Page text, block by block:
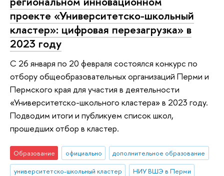
проекте «Университетско-школьный
кластер»: цифровая перезагрузка» в
2023 году
С 26 января по 20 февраля состоялся конкурс по
отбору общеобразовательных организаций Перми и
Пермского края для участия в деятельности
«Университетско-школьного кластера» в 2023 году.
Подводим итоги и публикуем список школ,
прошедших отбор в кластер.
Образование официально
дополнительное образование
университетско-школьный кластер
НИУ ВШЭ в Перми